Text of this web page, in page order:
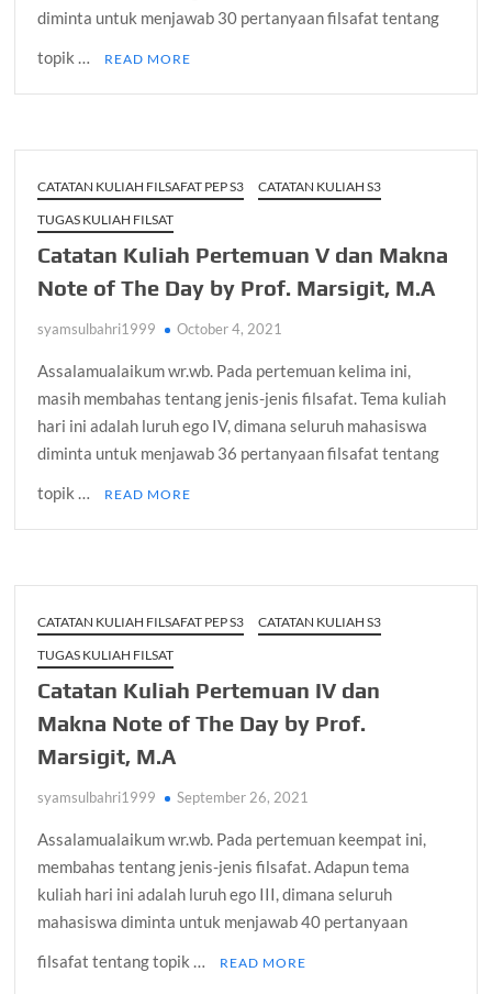
diminta untuk menjawab 30 pertanyaan filsafat tentang
topik …
READ MORE
CATATAN KULIAH FILSAFAT PEP S3
CATATAN KULIAH S3
TUGAS KULIAH FILSAT
Catatan Kuliah Pertemuan V dan Makna
Note of The Day by Prof. Marsigit, M.A
syamsulbahri1999 October 4, 2021
Assalamualaikum wr.wb. Pada pertemuan kelima ini,
masih membahas tentang jenis-jenis filsafat. Tema kuliah
hari ini adalah luruh ego IV, dimana seluruh mahasiswa
diminta untuk menjawab 36 pertanyaan filsafat tentang
topik …
READ MORE
CATATAN KULIAH FILSAFAT PEP S3
CATATAN KULIAH S3
TUGAS KULIAH FILSAT
Catatan Kuliah Pertemuan IV dan
Makna Note of The Day by Prof.
Marsigit, M.A
syamsulbahri1999 September 26, 2021
Assalamualaikum wr.wb. Pada pertemuan keempat ini,
membahas tentang jenis-jenis filsafat. Adapun tema
kuliah hari ini adalah luruh ego III, dimana seluruh
mahasiswa diminta untuk menjawab 40 pertanyaan
filsafat tentang topik …
READ MORE